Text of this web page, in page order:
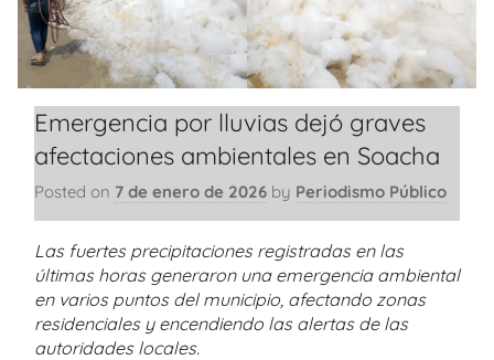
Emergencia por lluvias dejó graves
afectaciones ambientales en Soacha
Posted on 7 de enero de 2026 by Periodismo Público
Las fuertes precipitaciones registradas en las
últimas horas generaron una emergencia ambiental
en varios puntos del municipio, afectando zonas
residenciales y encendiendo las alertas de las
autoridades locales.